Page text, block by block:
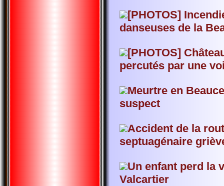
[PHOTOS]
danseuses de la
[PHOTOS]
percutés par une
Meurtre en
suspect
Accident de la
septuagénaire
Un enfant perd la
Valcartier